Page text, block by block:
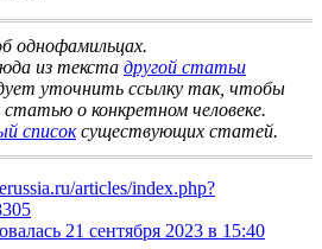
однофамильцах.
из текста другой статьи
уточнить ссылку так, чтобы
статью о конкретном человеке.
списоксуществующих статей.
articles/index.php?
21 сентября 2023 в 15:40